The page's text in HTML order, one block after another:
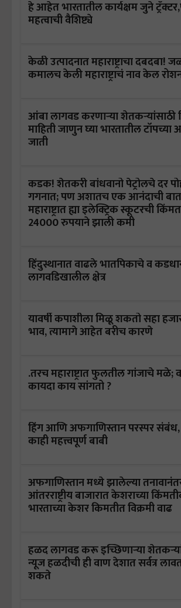
हे आहेत भारतातील कार्यक्षम जुने
महत्वाची वैशिष्ट्ये
केळी उत्पादनात महाराष्ट्राचा दबदबा!
कमालच केली महाराष्ट्राचं नाव केल
आंबा लागवड करणाऱ्या शेतकऱ्यांसाठी
माहिती जाणुन घ्या भारतातील टॉपच्या
जाती
कडक! शेतकरी बांधवानो पेट्रोलचे दर
गगनात; पण अशातच एक आनंदाची
महाराष्ट्रात ह्या इलेक्ट्रिक स्कूटरची
24000 रुपयाने झाली कमी
हिंदुस्थानात वाढले भातपिकाचे व
लागवडिखालील क्षेत्र
यावर्षी कपाशीला मिळू शकतो सहा
भाव, त्यामागे आहेत बरीच कारणे
.तरच महाराष्ट्रात फुलतील गांजाचे मळे;
कायदा काय सांगतो ?
हिंग आणि अफगाणिस्तान परस्पर
काही महत्त्वपूर्ण बाबी
अफगाणिस्तान मध्ये झालेल्या
आंतरराष्ट्रीय बाजारात केशराच्या
भारताच्या केशर किमतीत विक्रमी वाढ
हळद लागवड करू इच्छिणाऱ्या
न्यूज हळदीची ही वाण देशात सर्वत्र
शकते